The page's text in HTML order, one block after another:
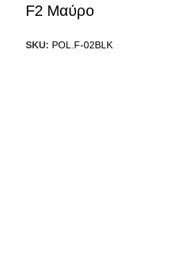
F2 Μαύρο
SKU: POL.F-02BLK